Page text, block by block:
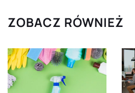
ZOBACZ RÓWNIEŻ